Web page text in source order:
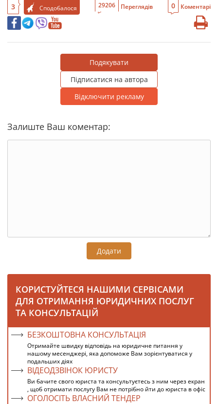
3 Сподобалося 29206 Переглядів 0 Коментарі
Подякувати
Підписатися на автора
Відключити рекламу
Залиште Ваш коментар:
Додати
КОРИСТУЙТЕСЯ НАШИМИ СЕРВІСАМИ
ДЛЯ ОТРИМАННЯ ЮРИДИЧНИХ ПОСЛУГ
ТА КОНСУЛЬТАЦІЙ
БЕЗКОШТОВНА КОНСУЛЬТАЦІЯ
Отримайте швидку відповідь на юридичне питання у
нашому месенджері, яка допоможе Вам зорієнтуватися у
подальших діях
ВІДЕОДЗВІНОК ЮРИСТУ
Ви бачите свого юриста та консультуєтесь з ним через екран
, щоб отримати послугу Вам не потрібно йти до юриста в офіс
ОГОЛОСІТЬ ВЛАСНИЙ ТЕНДЕР